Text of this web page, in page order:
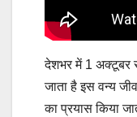
देशभर में 1 अक्टूबर
जाता है इस वन्य
का प्रयास किया